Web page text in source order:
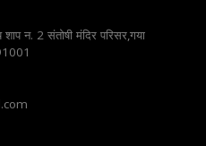
शाप न. 2 संतोषी मंदिर परिसर,गया